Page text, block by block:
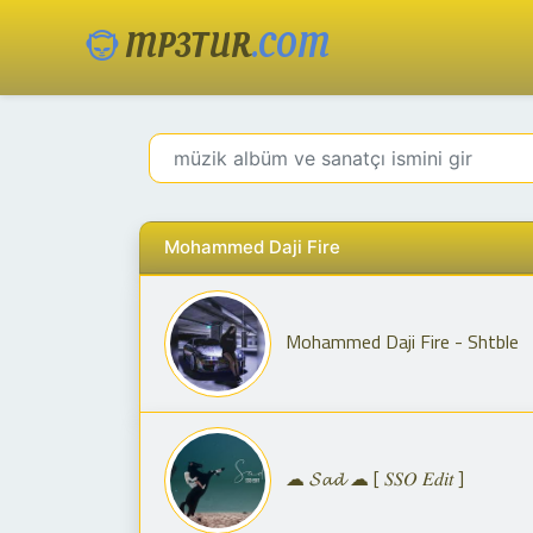
MP3TUR.COM
Mohammed Daji Fire
Mohammed Daji Fire - Shtble
☁︎ 𝓢𝓪𝓭 ☁︎ [ 𝑆𝑆𝑂 𝐸𝑑𝑖𝑡 ]